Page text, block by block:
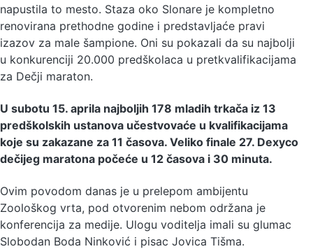
napustila to mesto. Staza oko Slonare je kompletno
renovirana prethodne godine i predstavljaće pravi
izazov za male šampione. Oni su pokazali da su najbolji
u konkurenciji 20.000 predškolaca u pretkvalifikacijama
za Dečji maraton.
U subotu 15. aprila najboljih 178 mladih trkača iz 13
predškolskih ustanova učestvovaće u kvalifikacijama
koje su zakazane za 11 časova. Veliko finale 27. Dexyco
dečijeg maratona počeće u 12 časova i 30 minuta.
Ovim povodom danas je u prelepom ambijentu
Zoološkog vrta, pod otvorenim nebom održana je
konferencija za medije. Ulogu voditelja imali su glumac
Slobodan Boda Ninković i pisac Jovica Tišma.